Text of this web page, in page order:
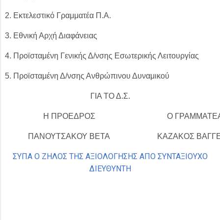
2. Εκτελεστικό Γραμματέα Π.Α.
3. Εθνική Αρχή Διαφάνειας
4. Προϊσταμένη Γενικής Δ/νσης Εσωτερικής Λειτουργίας
5. Προϊσταμένη Δ/νσης Ανθρώπινου Δυναμικού
ΓΙΑ ΤΟ Δ.Σ.
Η ΠΡΟΕΔΡΟΣ
ΠΑΝΟΥΤΣΑΚΟΥ ΒΕΤΑ
Ο
ΚΑΖΑΚΟΣ
ΣΥΠΑ Ο ΖΗΛΟΣ ΤΗΣ ΑΞΙΟΛΟΓΗΣΗΣ ΑΠΟ ΣΥΝΤΑΞΙΟΥΧΟ
ΔΙΕΥΘΥΝΤΗ